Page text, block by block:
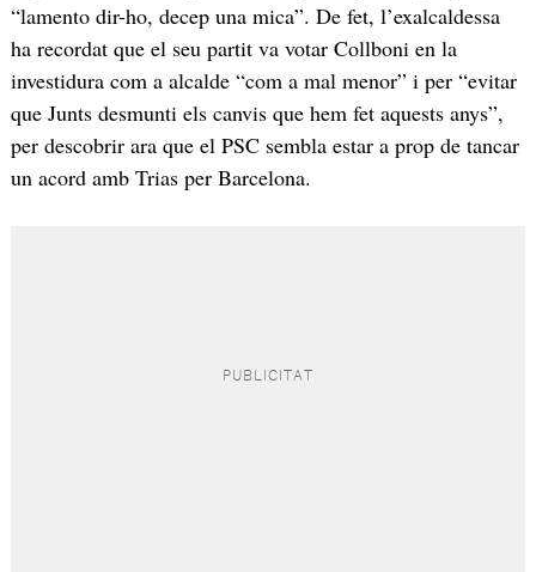
“lamento dir-ho, decep una mica”. De fet, l’exalcaldessa
ha recordat que el seu partit va votar Collboni en la
investidura com a alcalde “com a mal menor” i per “evitar
que Junts desmunti els canvis que hem fet aquests anys”,
per descobrir ara que el PSC sembla estar a prop de tancar
un acord amb Trias per Barcelona.